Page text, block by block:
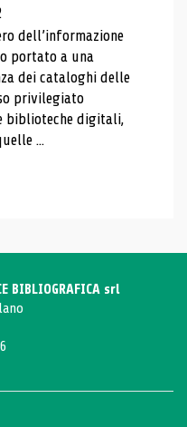
dell’informazione
portato a una
dei cataloghi delle
privilegiato
biblioteche digitali,
...
srl